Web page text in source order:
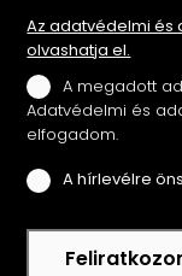
Az adatvédelmi és
olvashatja el.
A megadott
Adatvédelmi és
elfogadom.
A hírlevélre